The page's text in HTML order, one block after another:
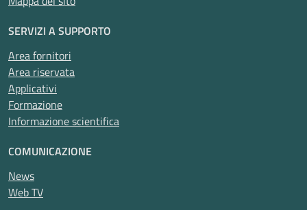
SERVIZI A SUPPORTO
Area fornitori
Area riservata
Applicativi
Formazione
Informazione scientifica
COMUNICAZIONE
News
Web TV